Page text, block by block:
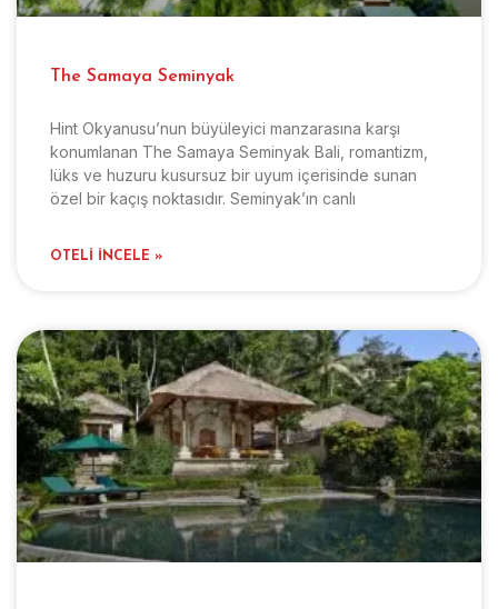
The Samaya Seminyak
Hint Okyanusu’nun büyüleyici manzarasına karşı
konumlanan The Samaya Seminyak Bali, romantizm,
lüks ve huzuru kusursuz bir uyum içerisinde sunan
özel bir kaçış noktasıdır. Seminyak’ın canlı
OTELI İNCELE »